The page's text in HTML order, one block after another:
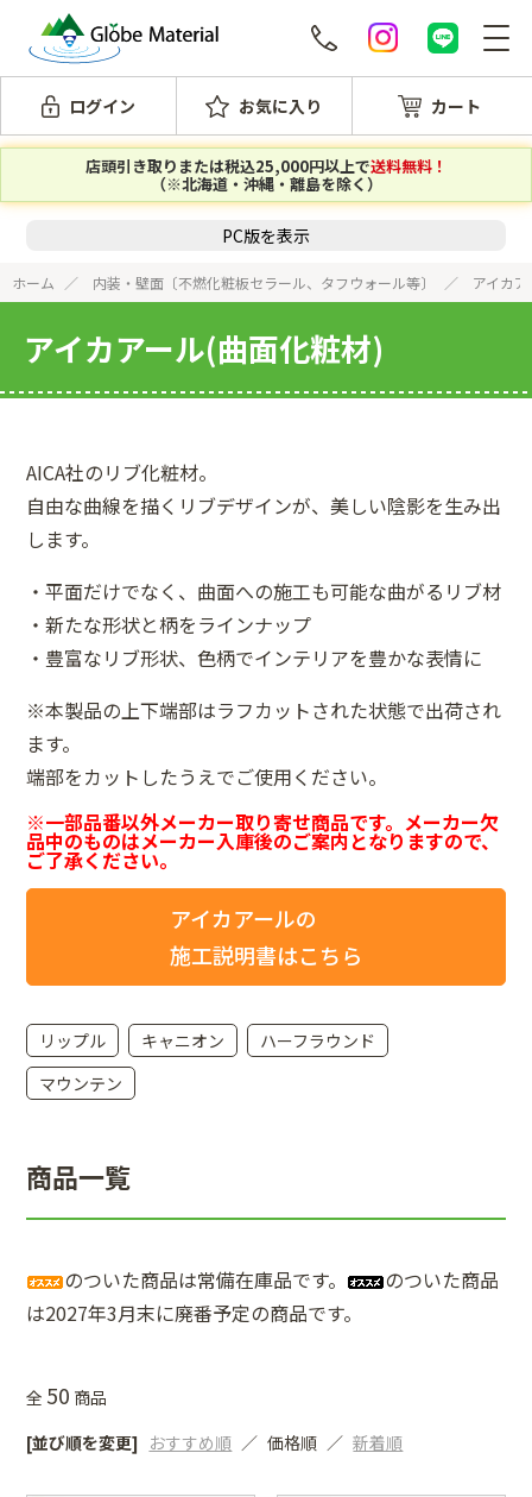
ログイン お気に入り カート
店頭引き取りまたは税込25,000円以上で送料無料！
（※北海道・沖縄・離島を除く）
PC版を表示
ホーム 内装・壁面〔不燃化粧板セラール、タフウォール等〕 アイカ
アイカアール(曲面化粧材)
AICA社のリブ化粧材。
自由な曲線を描くリブデザインが、美しい陰影を生み出
します。
・平面だけでなく、曲面への施工も可能な曲がるリブ材
・新たな形状と柄をラインナップ
・豊富なリブ形状、色柄でインテリアを豊かな表情に
※本製品の上下端部はラフカットされた状態で出荷され
ます。
端部をカットしたうえでご使用ください。
※一部品番以外メーカー取り寄せ商品です。メーカー欠
品中のものはメーカー入庫後のご案内となりますので、
ご了承ください。
アイカアールの
施工説明書はこちら
リップル キャニオン
ハーフラウンド
マウンテン
商品一覧
のついた商品は常備在庫品です。
のついた商品
は2027年3月末に廃番予定の商品です。
全 50 商品
[並び順を変更] おすすめ順 価格順 新着順